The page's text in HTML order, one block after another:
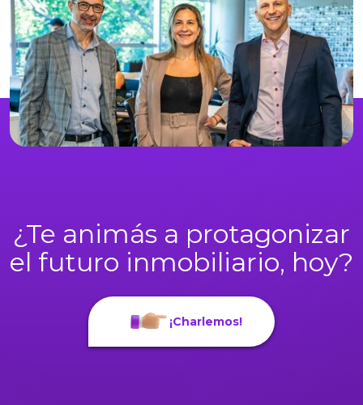
¿Te animás a protagonizar
el futuro inmobiliario, hoy?
¡Charlemos!